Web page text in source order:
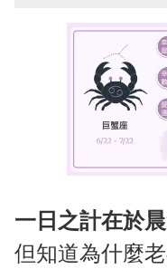
一日之計在於晨
但知道為什麼